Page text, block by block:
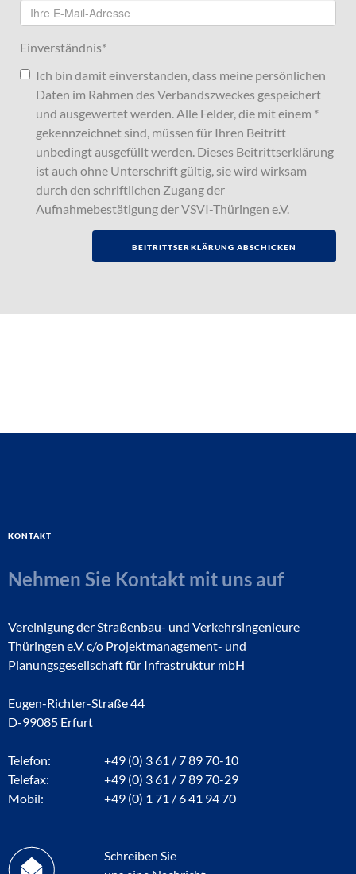
Einverständnis*
Ich bin damit einverstanden, dass meine persönlichen
Daten im Rahmen des Verbandszweckes gespeichert
und ausgewertet werden. Alle Felder, die mit einem *
gekennzeichnet sind, müssen für Ihren Beitritt
unbedingt ausgefüllt werden. Dieses Beitrittserklärung
ist auch ohne Unterschrift gültig, sie wird wirksam
durch den schriftlichen Zugang der
Aufnahmebestätigung der VSVI-Thüringen e.V.
Kontakt
Nehmen Sie Kontakt mit uns auf
Vereinigung der Straßenbau- und Verkehrsingenieure
Thüringen e.V. c/o Projektmanagement- und
Planungsgesellschaft für Infrastruktur mbH
Eugen-Richter-Straße 44
D-99085 Erfurt
Telefon:
+49 (0) 3 61 / 7 89 70-10
Telefax:
+49 (0) 3 61 / 7 89 70-29
Mobil:
+49 (0) 1 71 / 6 41 94 70
Schreiben Sie